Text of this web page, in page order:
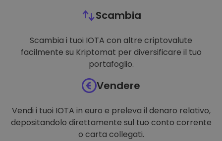
Scambia
Scambia i tuoi IOTA con altre criptovalute
facilmente su Kriptomat per diversificare il tuo
portafoglio.
Vendere
Vendi i tuoi IOTA in euro e preleva il denaro relativo,
depositandolo direttamente sul tuo conto corrente
o carta collegati.